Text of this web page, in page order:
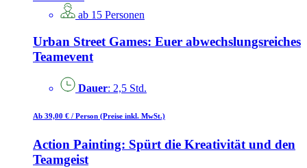
ab 15 Personen
Urban Street Games: Euer abwechslungsreiches
Teamevent
Dauer: 2,5 Std.
Ab 39,00 € / Person (Preise inkl. MwSt.)
Action Painting: Spürt die Kreativität und den
Teamgeist